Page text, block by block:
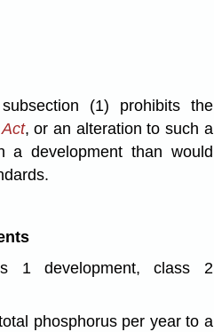
(1) prohibits the
, or an alteration to such a
a development than would
1 development, class 2
phosphorus per year to a